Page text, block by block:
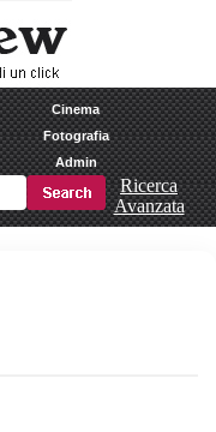
Cinema
Fotografia
Admin
Ricerca
Avanzata